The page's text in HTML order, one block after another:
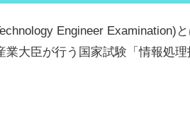
Engineer Examination)
大臣が行う国家試験「情報処